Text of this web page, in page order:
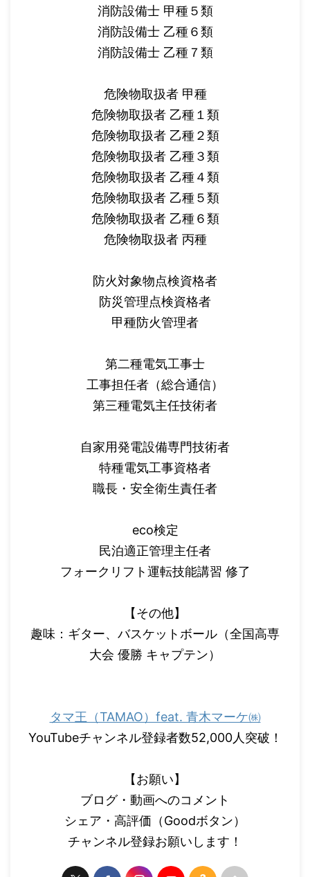
消防設備士 甲種５類
消防設備士 乙種６類
消防設備士 乙種７類
危険物取扱者 甲種
危険物取扱者 乙種１類
危険物取扱者 乙種２類
危険物取扱者 乙種３類
危険物取扱者 乙種４類
危険物取扱者 乙種５類
危険物取扱者 乙種６類
危険物取扱者 丙種
防火対象物点検資格者
防災管理点検資格者
甲種防火管理者
第二種電気工事士
工事担任者（総合通信）
第三種電気主任技術者
自家用発電設備専門技術者
特種電気工事資格者
職長・安全衛生責任者
eco検定
民泊適正管理主任者
フォークリフト運転技能講習 修了
【その他】
趣味：ギター、バスケットボール（全国高専
大会 優勝 キャプテン）
タマ王（TAMAO）feat. 青木マーケ㈱
YouTubeチャンネル登録者数52,000人突破！
【お願い】
ブログ・動画へのコメント
シェア・高評価（Goodボタン）
チャンネル登録お願いします！